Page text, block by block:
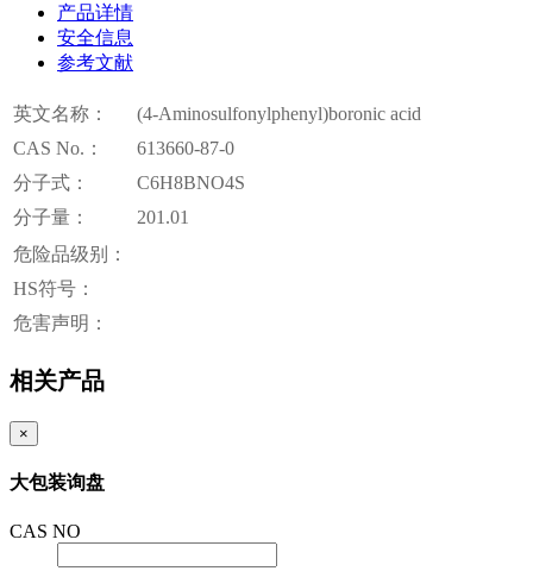
产品详情
安全信息
参考文献
英文名称：
(4-Aminosulfonylphenyl)boronic acid
CAS No.：
613660-87-0
分子式：
C6H8BNO4S
分子量：
201.01
危险品级别：
HS符号：
危害声明：
相关产品
×
大包装询盘
CAS NO